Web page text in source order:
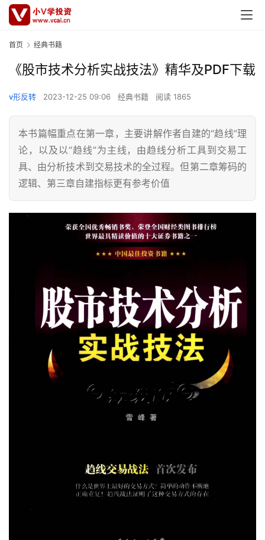
首页 经典书籍
《股市技术分析实战技法》精华及PDF下载
v形反转 2023-12-25 09:06 经典书籍 阅读 1865
本书篇幅重点在第一章，主要讲解作者自建的“趋线”理
论，以及以“趋线”为主线，由趋线分析工具到交易工
具、由分析技术到交易技术的全过程。但第二章筹码的
逻辑、第三章自建指标更有参考价值